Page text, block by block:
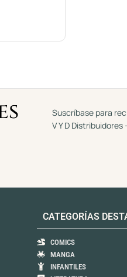
Suscríbase para
V Y D
CATEGORÍAS
COMICS
MANGA
INFANTILES